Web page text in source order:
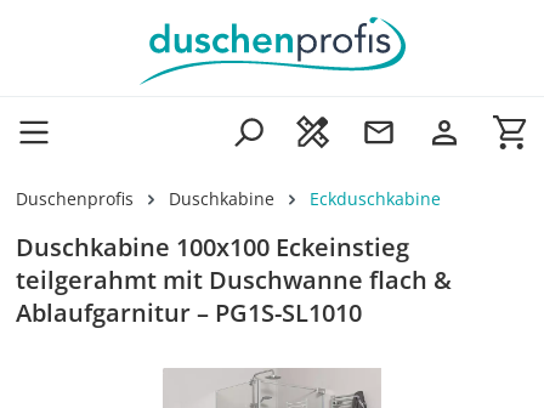
Zum Hauptinhalt springen
Duschenprofis Duschkabine Eckduschkabine
Duschkabine 100x100 Eckeinstieg
teilgerahmt mit Duschwanne flach &
Ablaufgarnitur – PG1S-SL1010
Bildergalerie überspringen